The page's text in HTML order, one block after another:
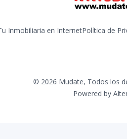
Inmobiliaria en InternetPolítica de
© 2026 Mudate, Todos los
Powered by